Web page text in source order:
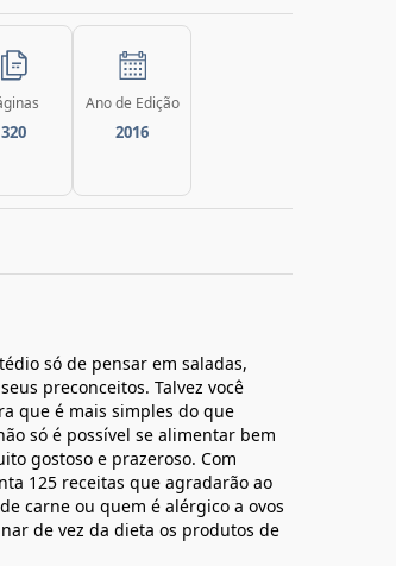
320
Ano de Edição
2016
só de pensar em saladas,
preconceitos. Talvez você
que é mais simples do que
só é possível se alimentar bem
gostoso e prazeroso. Com
125 receitas que agradarão ao
carne ou quem é alérgico a ovos
de vez da dieta os produtos de